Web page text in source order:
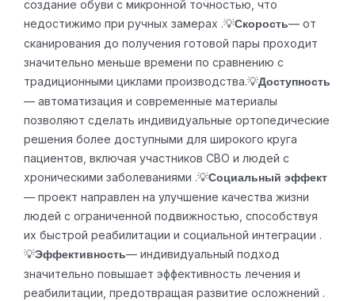
создание обуви с микронной точностью, что
недостижимо при ручных замерах .💡Скорость— от
сканирования до получения готовой пары проходит
значительно меньше времени по сравнению с
традиционными циклами производства.💡Доступность
— автоматизация и современные материалы
позволяют сделать индивидуальные ортопедические
решения более доступными для широкого круга
пациентов, включая участников СВО и людей с
хроническими заболеваниями .💡Социальный эффект
— проект направлен на улучшение качества жизни
людей с ограниченной подвижностью, способствуя
их быстрой реабилитации и социальной интеграции .
💡Эффективность— индивидуальный подход
значительно повышает эффективность лечения и
реабилитации, предотвращая развитие осложнений .